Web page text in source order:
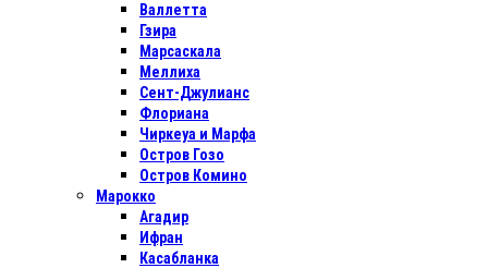
Валлетта
Гзира
Марсаскала
Меллиха
Сент-Джулианс
Флориана
Чиркеуа и Марфа
Остров Гозо
Остров Комино
Марокко
Агадир
Ифран
Касабланка